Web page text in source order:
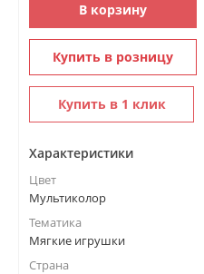
В корзину
Купить в розницу
Купить в 1 клик
Характеристики
Цвет
Мультиколор
Тематика
Мягкие игрушки
Страна